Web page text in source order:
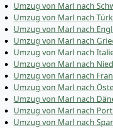
Umzug von Marl nach
Umzug von Marl nach
Umzug von Marl nach
Umzug von Marl nach
Umzug von Marl nach
Umzug von Marl nach
Umzug von Marl nach
Umzug von Marl nach
Umzug von Marl nach
Umzug von Marl nach
Umzug von Marl nach